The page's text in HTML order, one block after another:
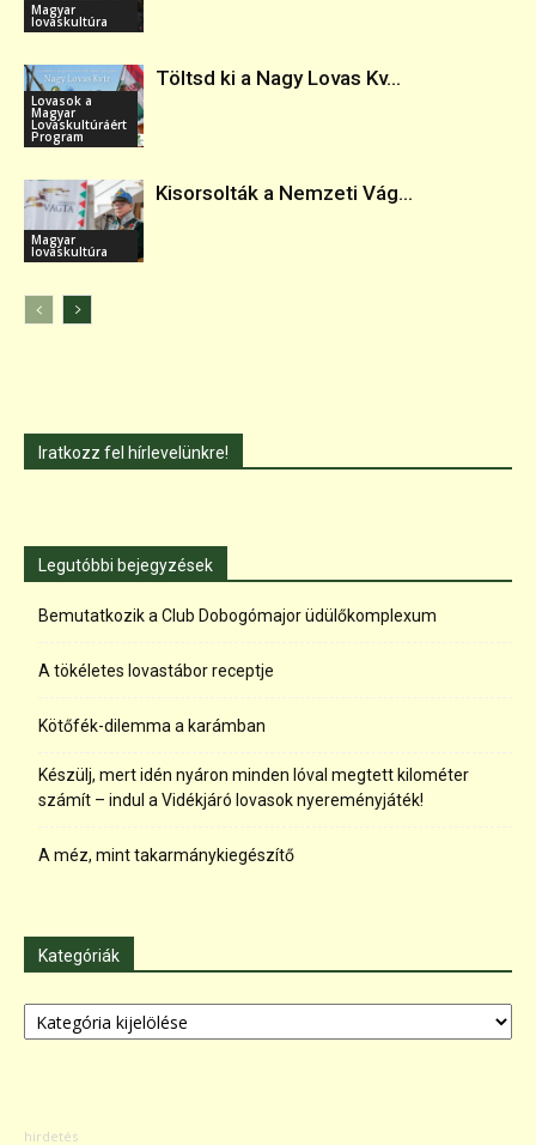
Magyar
lovaskultúra
Lovasok a
Magyar
Lovaskultúráért
Program
Töltsd ki a Nagy Lovas Kv...
Magyar
lovaskultúra
Kisorsolták a Nemzeti Vág...
Iratkozz fel hírlevelünkre!
Legutóbbi bejegyzések
Bemutatkozik a Club Dobogómajor üdülőkomplexum
A tökéletes lovastábor receptje
Kötőfék-dilemma a karámban
Készülj, mert idén nyáron minden lóval megtett kilométer
számít – indul a Vidékjáró lovasok nyereményjáték!
A méz, mint takarmánykiegészítő
Kategóriák
Kategóriák